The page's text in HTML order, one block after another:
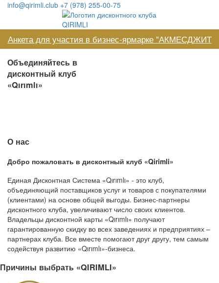
info@qirimli.club +7 (978) 255-00-75
Анкета для участия в бизнес-ярмарке "АКМЕСДЖИТ
Объединяйтесь в
дисконтный клуб
«Qırımlı»
О нас
Добро пожаловать в дисконтный клуб «Qirimli»
Единая Дисконтная Система «Qırımlı» - это клуб,
объединяющий поставщиков услуг и товаров с покупателями
(клиентами) на основе общей выгоды. Бизнес-партнеры
дисконтного клуба, увеличивают число своих клиентов.
Владельцы дисконтной карты «Qırımlı» получают
гарантированную скидку во всех заведениях и предприятиях –
партнерах клуба. Все вместе помогают друг другу, тем самым
содействуя развитию «Qırımlı»-бизнеса.
Причины выбрать «QIRIMLI»